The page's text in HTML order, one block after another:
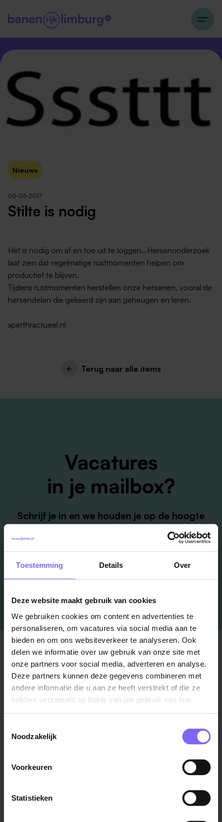
Toestemming Details Over
Deze website maakt gebruik van cookies
We gebruiken cookies om content en advertenties te
personaliseren, om vacatures via social media aan te
bieden en om ons websiteverkeer te analyseren. Ook
delen we informatie over uw gebruik van onze site met
onze partners voor social media, adverteren en analyse.
Deze partners kunnen deze gegevens combineren met
andere informatie die u aan ze heeft verstrekt of die ze
hebben verzameld op basis van uw gebruik van hun
Noodzakelijk
Voorkeuren
Statistieken
Nieuws
05-05-2017
Stilte is nodig
Het is nodig om af en toe uit te loggen.. Hersenonderzoek
laat zien dat regelmatige rustmomenten helpen om
productief te blijven.
Tijdens rustmomenten herstellen onze hersenen, vooral de
hersendelen die gelieerd zijn aan geheugen en leren.
xperthractueel.nl
Terug naar alle items
Vacatures
in je mailbox?
Schrijf je in en we houden je op de hoogte
Job Alert instellen
Stad
Maastricht ›
Venlo ›
Heerlen ›
Alle steden ›
Regio
Zuid-Limburg ›
Midden-Limburg ›
Noord-Limburg ›
Vakgebied
Techniek & Productie ›